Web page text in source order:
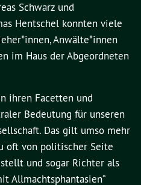
Schwarz und
Hentschel konnten viele
Anwälte*innen
im Haus der Abgeordneten
ihren Facetten und
Bedeutung für unseren
Das gilt umso mehr
oft von politischer Seite
und sogar Richter als
Allmachtsphantasien“